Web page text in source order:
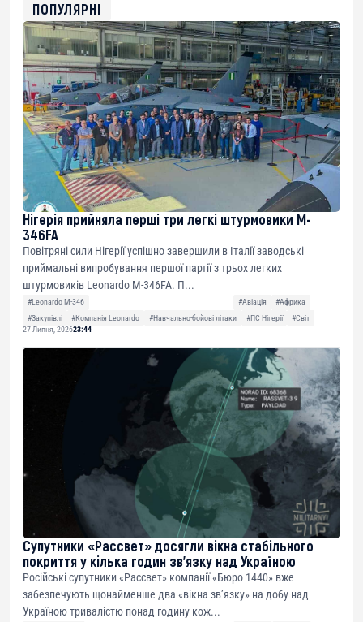
ПОПУЛЯРНІ
Нігерія прийняла перші три легкі штурмовики M-
346FA
Повітряні сили Нігерії успішно завершили в Італії заводські
приймальні випробування першої партії з трьох легких
штурмовиків Leonardo M-346FA. П...
#Leonardo M-346 #Авіація
#Африка
#Закупівлі
#Компанія Leonardo #Навчально-бойові літаки #ПС Нігерії
#Світ
27 Липня, 202623:44
Супутники «Рассвет» досягли вікна стабільного
покриття у кілька годин зв’язку над Україною
Російські супутники «Рассвет» компанії «Бюро 1440» вже
забезпечують щонайменше два «вікна зв’язку» на добу над
Україною тривалістю понад годину кож...